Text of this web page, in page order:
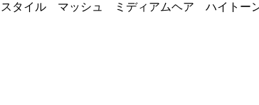
タイル マッシュ ミディアムヘア ハイトー